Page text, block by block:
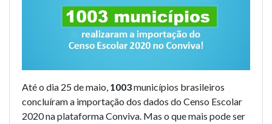
Até o dia 25 de maio, 1003municípios brasileiros
concluíram a importação dos dados do Censo Escolar
2020 na plataforma Conviva. Mas o que mais pode ser